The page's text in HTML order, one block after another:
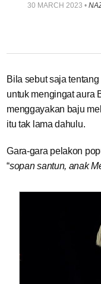
30 MARCH 2023 •
Bila sebut saja
untuk mengingat aura
menggayakan baju
itu tak lama dahulu.
Gara-gara pelakon
“sopan santun, anak